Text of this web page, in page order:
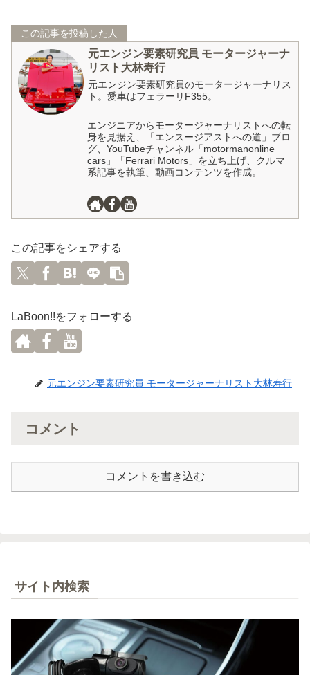
この記事を投稿した人
元エンジン要素研究員 モータージャーナ
リスト大林寿行
元エンジン要素研究員のモータージャーナリス
ト。愛車はフェラーリF355。
エンジニアからモータージャーナリストへの転
身を見据え、「エンスージアストへの道」ブロ
グ、YouTubeチャンネル「motormanonline
cars」「Ferrari Motors」を立ち上げ、クルマ
系記事を執筆、動画コンテンツを作成。
この記事をシェアする
LaBoon!!をフォローする
元エンジン要素研究員 モータージャーナリスト大林寿行
コメント
コメントを書き込む
サイト内検索